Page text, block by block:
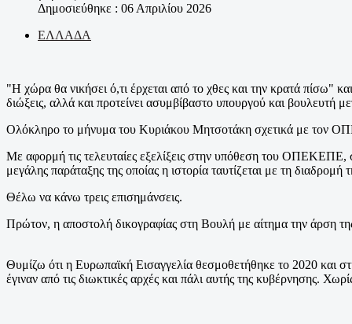
Δημοσιεύθηκε : 06 Απριλίου 2026
ΕΛΛΑΔΑ
"Η χώρα θα νικήσει ό,τι έρχεται από το χθες και την κρατά πίσω"
διώξεις, αλλά και προτείνει ασυμβίβαστο υπουργού και βουλευτή
Ολόκληρο το μήνυμα του Κυριάκου Μητσοτάκη σχετικά με τον
Με αφορμή τις τελευταίες εξελίξεις στην υπόθεση του
μεγάλης παράταξης της οποίας η ιστορία ταυτίζεται με τη διαδρομή
Θέλω να κάνω τρεις επισημάνσεις.
Πρώτον, η αποστολή δικογραφίας στη Βουλή με αίτημα την άρση
Θυμίζω ότι η Ευρωπαϊκή Εισαγγελία θεσμοθετήθηκε το 2020 και
έγιναν από τις διωκτικές αρχές και πάλι αυτής της κυβέρνησης.